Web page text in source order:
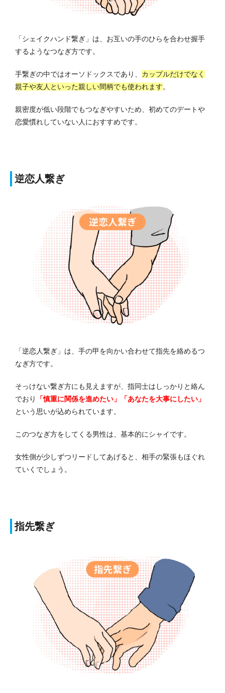
「シェイクハンド繋ぎ」は、お互いの手のひらを合わせ握手
するようなつなぎ方です。
手繋ぎの中ではオーソドックスであり、 カップルだけでなく
親子や友人といった親しい間柄でも使われます。
親密度が低い段階でもつなぎやすいため、初めてのデートや
恋愛慣れしていない人におすすめです。
逆恋人繋ぎ
「逆恋人繋ぎ」は、手の甲を向かい合わせて指先を絡めるつ
なぎ方です。
そっけない繋ぎ方にも見えますが、指同士はしっかりと絡ん
でおり
「慎重に関係を進めたい」「あなたを大事にしたい」
という思いが込められています。
このつなぎ方をしてくる男性は、基本的にシャイです。
女性側が少しずつリードしてあげると、相手の緊張もほぐれ
ていくでしょう。
指先繋ぎ